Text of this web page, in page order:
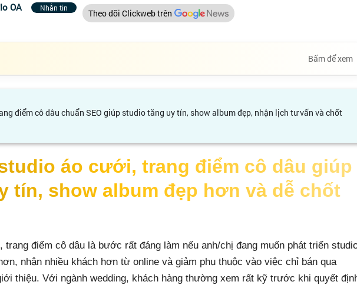
OA Nhắn tin Theo dõi Clickweb trên
Bấm để xem
điểm cô dâu chuẩn SEO giúp studio tăng uy tín, show album đẹp, nhận lịch tư vấn và chốt
áo cưới, trang điểm cô dâu giúp
tín, show album đẹp hơn và dễ chốt
điểm cô dâu là bước rất đáng làm nếu anh/chị đang muốn phát triển
nhận nhiều khách hơn từ online và giảm phụ thuộc vào việc chỉ bán qua
thiệu. Với ngành wedding, khách hàng thường xem rất kỹ trước khi quyết